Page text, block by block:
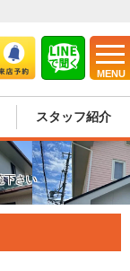
MENU
スタッフ紹介
下さい